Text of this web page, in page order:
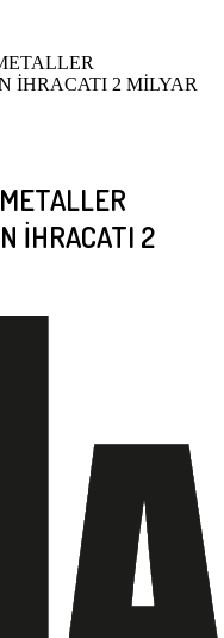
İHRACATI 2 MİLYAR
İHRACATI 2